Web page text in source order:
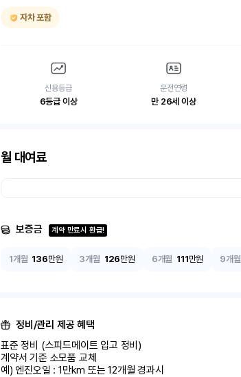
자차 포함
신용등급
6등급 이상
운전연령
만 26세 이상
월 대여료
보증금 계약 만료시 환급!
1개월 136만원 3개월 126만원 6개월 111만원 9개월
정비/관리 제공 혜택
표준 정비 (스피드메이트 입고 정비)
계약서 기준 소모품 교체
예) 엔진오일 : 1만km 또는 12개월 경과시